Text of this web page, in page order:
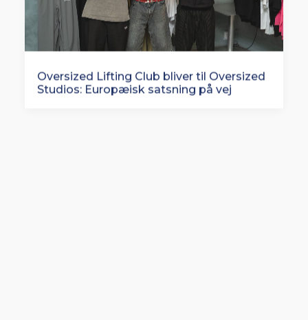
Oversized Lifting Club bliver til Oversized
Studios: Europæisk satsning på vej